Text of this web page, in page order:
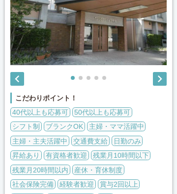
 
こだわりポイント！
40代以上も応募可
50代以上も応募可
シフト制
ブランクOK
主婦・ママ活躍中
主婦・主夫活躍中
交通費支給
日勤のみ
昇給あり
有資格者歓迎
残業月10時間以下
残業月20時間以内
産休・育休制度
社会保険完備
経験者歓迎
賞与2回以上